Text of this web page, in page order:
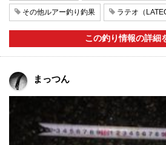
その他ルアー釣り釣果 ラテオ（
この釣り情報の詳細
まっつん